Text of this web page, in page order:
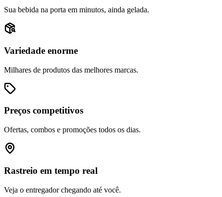
Sua bebida na porta em minutos, ainda gelada.
Variedade enorme
Milhares de produtos das melhores marcas.
Preços competitivos
Ofertas, combos e promoções todos os dias.
Rastreio em tempo real
Veja o entregador chegando até você.